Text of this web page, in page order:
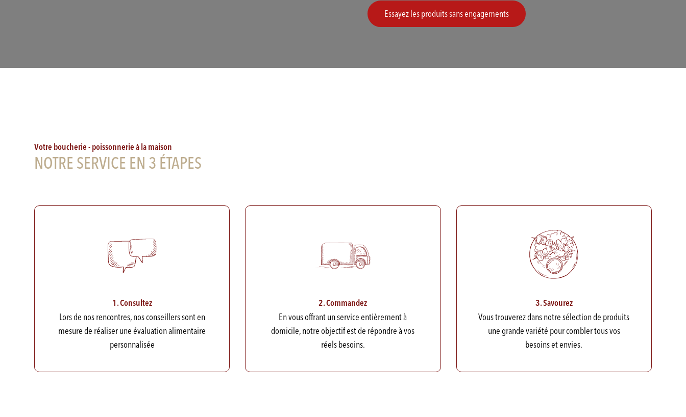
Essayez les produits sans engagements
Votre boucherie - poissonnerie à la maison
NOTRE SERVICE EN 3 ÉTAPES
1. Consultez
Lors de nos rencontres, nos conseillers sont en
mesure de réaliser une évaluation alimentaire
personnalisée
2. Commandez
En vous offrant un service entièrement à
domicile, notre objectif est de répondre à vos
réels besoins.
3. Savourez
Vous trouverez dans notre sélection de produits
une grande variété pour combler tous vos
besoins et envies.